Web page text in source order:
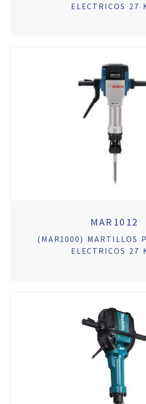
ELECTRICOS 27
MAR1012
(MAR1000) MARTILLOS
ELECTRICOS 27